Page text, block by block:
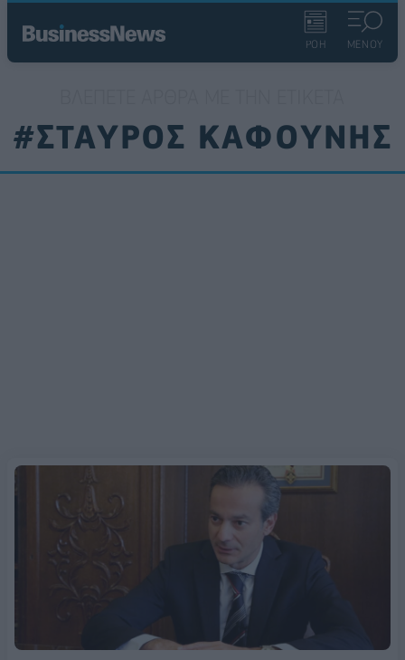
ΡΟΗ ΜΕΝΟΥ
#ΣΤΑΥΡΟΣ ΚΑΦΟΥΝΗΣ